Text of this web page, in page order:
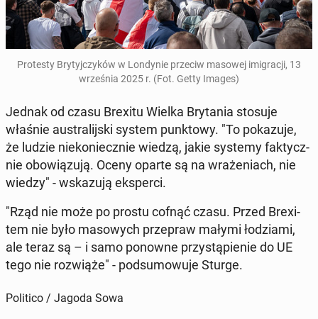
Pro­te­sty Bry­tyj­czy­ków w Lon­dy­nie przeciw masowej imi­gra­cji, 13
wrze­śnia 2025 r. (Fot. Getty Images)
Jednak od czasu Brexitu Wielka Bry­ta­nia stosuje
właśnie au­stra­lij­ski system punk­to­wy. "To po­ka­zu­je,
że ludzie nie­ko­niecz­nie wiedzą, jakie systemy fak­tycz­
nie obo­wią­zu­ją. Oceny oparte są na wra­że­niach, nie
wiedzy" - wska­zu­ją eks­per­ci.
"Rząd nie może po prostu cofnąć czasu. Przed Bre­xi­
tem nie było ma­so­wych prze­praw małymi ło­dzia­mi,
ale teraz są – i samo ponowne przy­stą­pie­nie do UE
tego nie roz­wią­że" - pod­su­mo­wu­je Sturge.
Politico / Jagoda Sowa